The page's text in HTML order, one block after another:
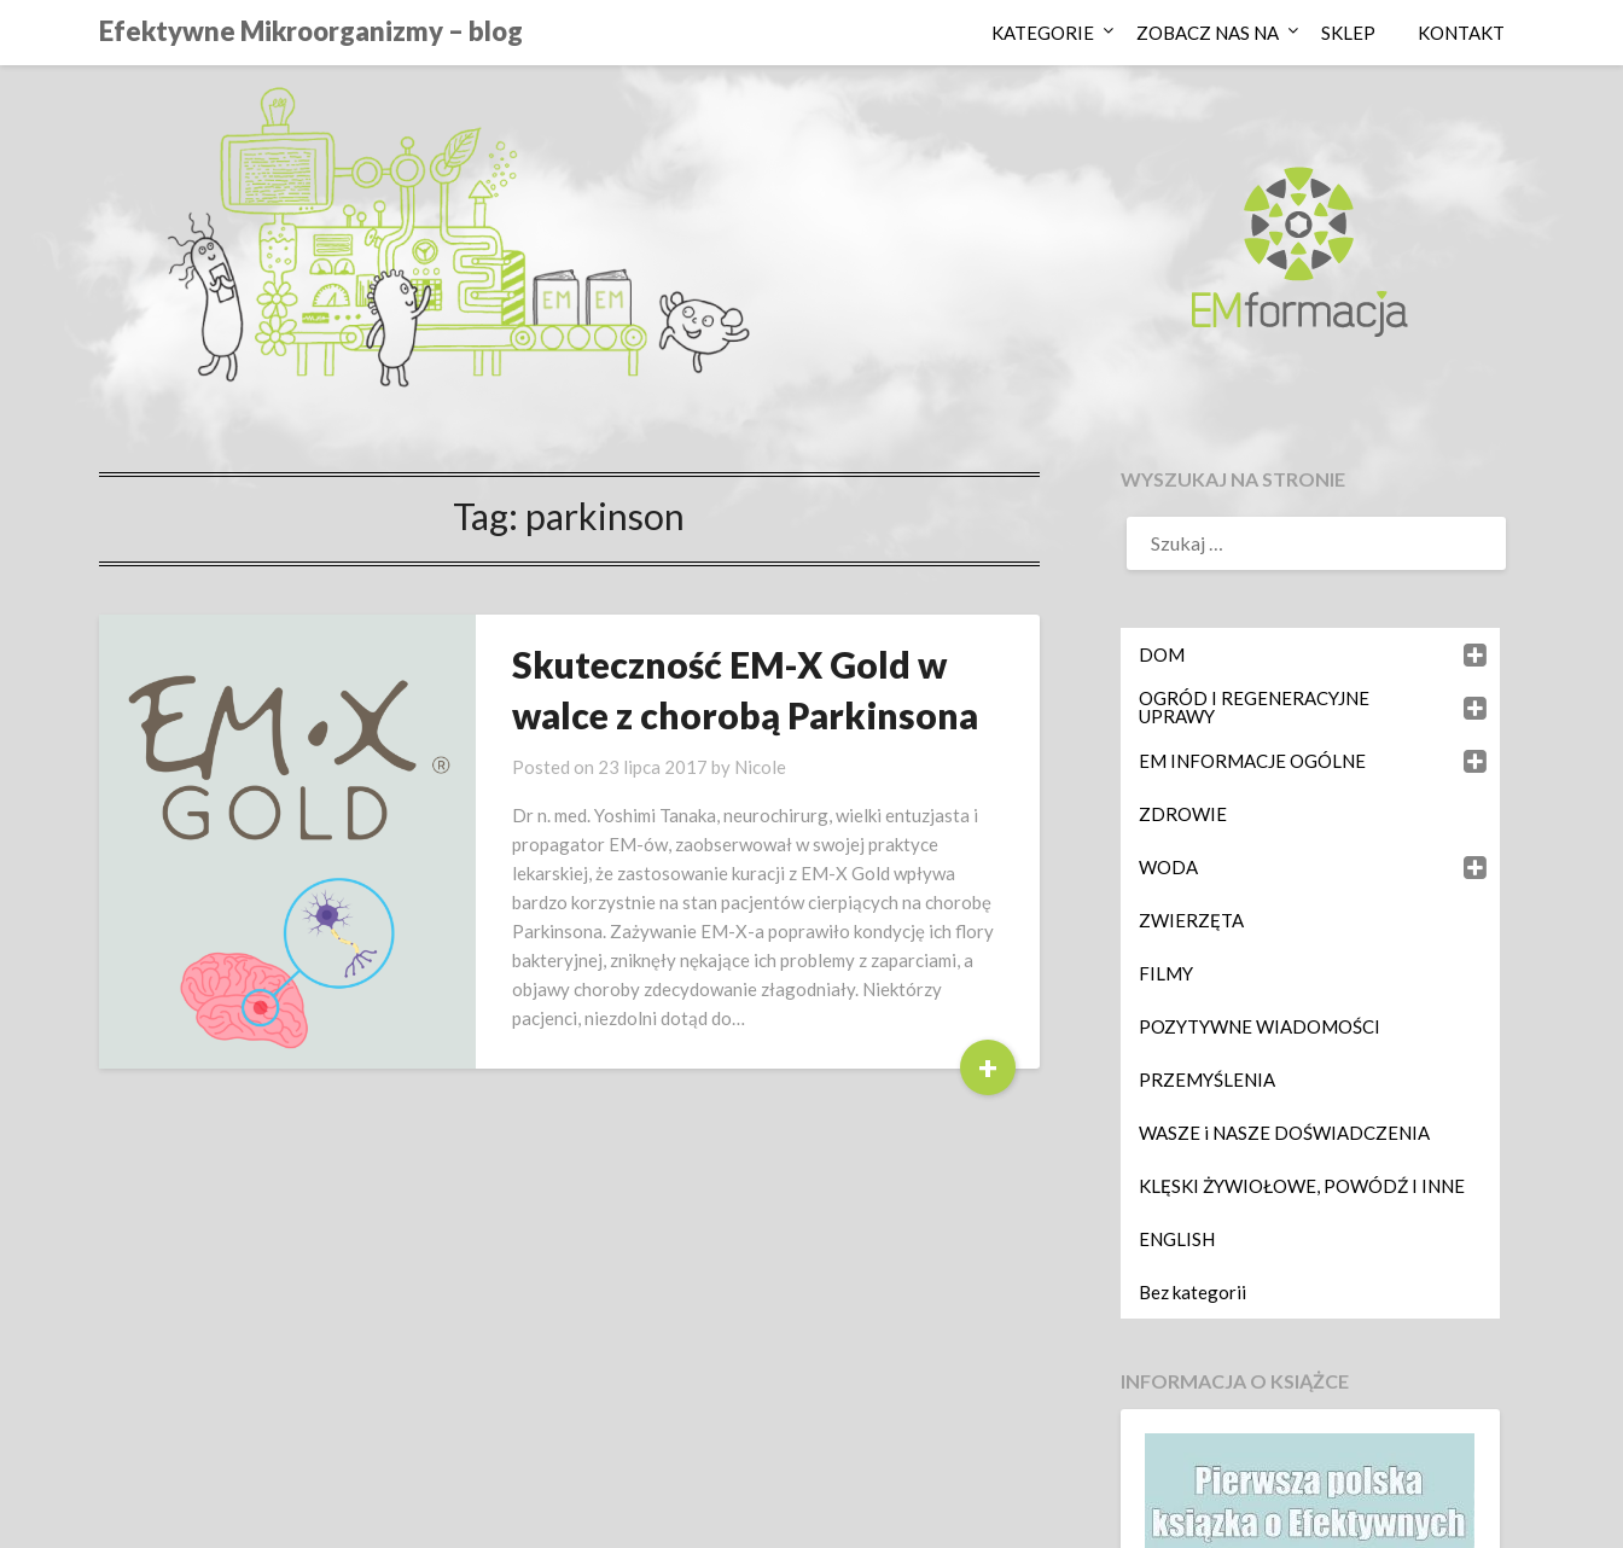
Efektywne Mikroorganizmy – blog KATEGORIE ZOBACZ NAS NA SKLEP KONTAKT
Tag: parkinson
Skuteczność EM-X Gold w
walce z chorobą Parkinsona
Posted on 23 lipca 2017 by Nicole
Dr n. med. Yoshimi Tanaka, neurochirurg, wielki entuzjasta i
propagator EM-ów, zaobserwował w swojej praktyce
lekarskiej, że zastosowanie kuracji z EM-X Gold wpływa
bardzo korzystnie na stan pacjentów cierpiących na chorobę
Parkinsona. Zażywanie EM-X-a poprawiło kondycję ich flory
bakteryjnej, zniknęły nękające ich problemy z zaparciami, a
objawy choroby zdecydowanie złagodniały. Niektórzy
pacjenci, niezdolni dotąd do…
+
WYSZUKAJ NA STRONIE
DOM
OGRÓD I REGENERACYJNE
UPRAWY
EM INFORMACJE OGÓLNE
ZDROWIE
WODA
ZWIERZĘTA
FILMY
POZYTYWNE WIADOMOŚCI
PRZEMYŚLENIA
WASZE i NASZE DOŚWIADCZENIA
KLĘSKI ŻYWIOŁOWE, POWÓDŹ I INNE
ENGLISH
Bez kategorii
INFORMACJA O KSIĄŻCE